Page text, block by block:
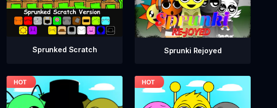
Sprunked Scratch Sprunki Rejoyed